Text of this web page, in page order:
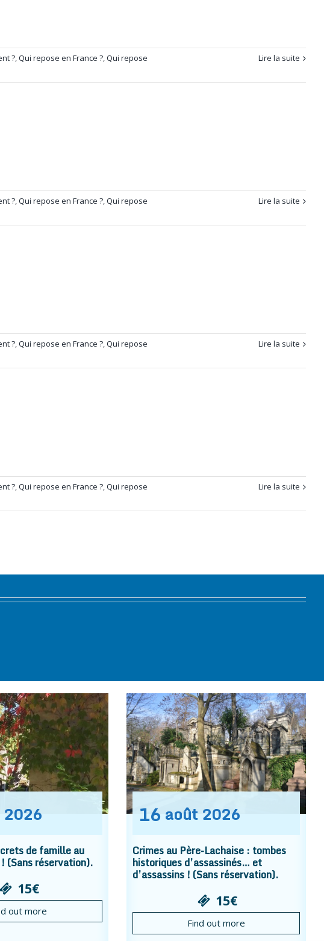
?,Qui repose en France ?,Qui repose
Lire la suite
?,Qui repose en France ?,Qui repose
Lire la suite
?,Qui repose en France ?,Qui repose
Lire la suite
?,Qui repose en France ?,Qui repose
Lire la suite
2026
de famille au
(Sans réservation).
15€
out more
16 août 2026
Crimes au Père-Lachaise : tombes
historiques d’assassinés… et
d’assassins ! (Sans réservation).
15€
Find out more